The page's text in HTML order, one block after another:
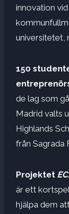
innovation
universitetet,
150
de lag som
Madrid valts
Highlands
från Sagrada
Projektet
är ett
hjälpa dem